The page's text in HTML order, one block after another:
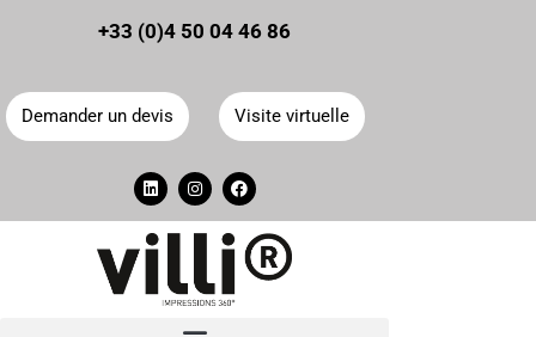
Panneau de gestion des cookies
+33 (0)4 50 04 46 86
Demander un devis Visite virtuelle